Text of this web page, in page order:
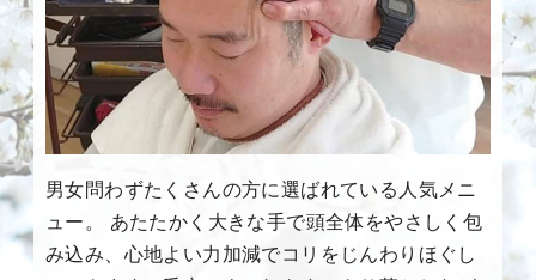
男女問わずたくさんの方に選ばれている人気メニ
ュー。 あたたかく大きな手で頭全体をやさしく包
み込み、心地よい力加減でコリをじんわりほぐし